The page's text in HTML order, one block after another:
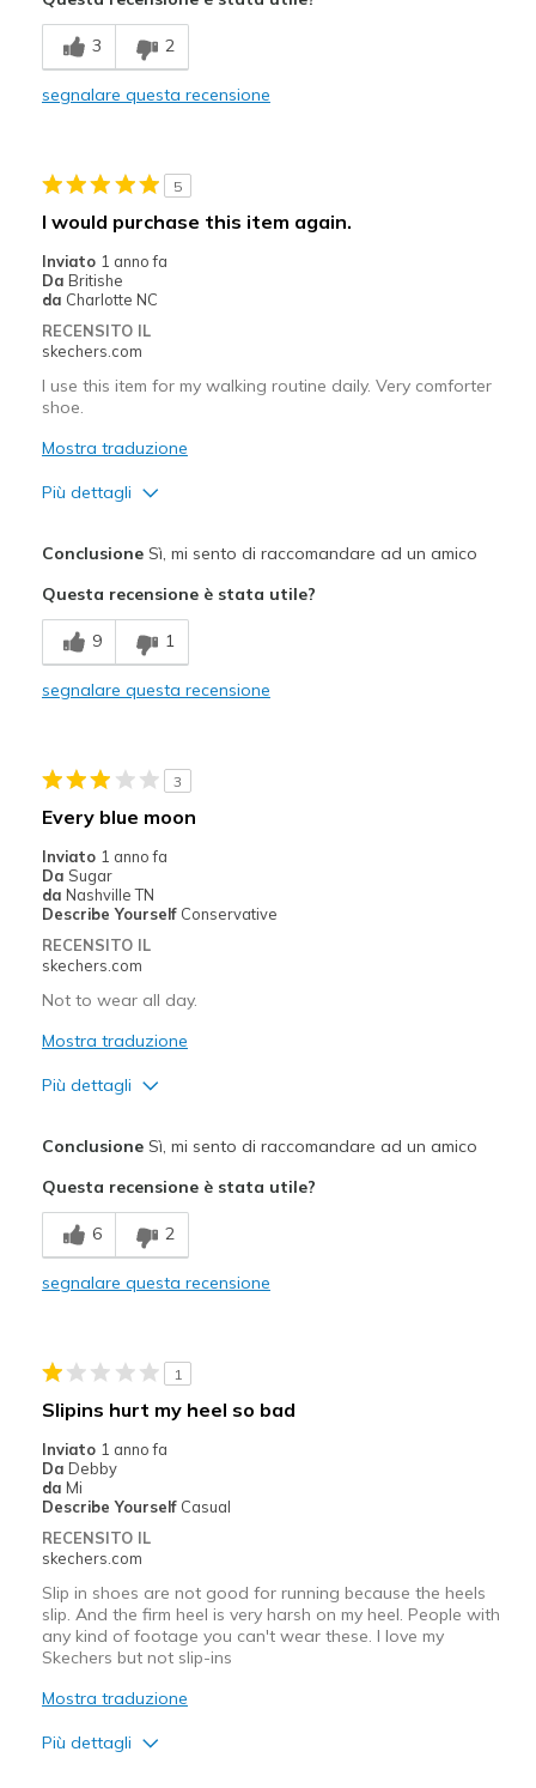
Breathe Well
Comfortable
Migliori Utilizzi:
Travel
Width
View On Shoes
3 2
segnalare questa recensione
5
I would purchase this item again.
Inviato 1 anno fa
Da Britishe
da Charlotte NC
RECENSITO IL
skechers.com
I use this item for my walking routine daily. Very comforter
shoe.
Mostra traduzione
Più dettagli
Stylish
Migliori Utilizzi:
Casual Wear
View On Shoes
I'm Into Shoes
ConclusioneSì, mi sento di raccomandare ad un amico
Questa recensione è stata utile?
9 1
segnalare questa recensione
3
Every blue moon
Inviato 1 anno fa
Da Sugar
da Nashville TN
Describe Yourself Conservative
RECENSITO IL
skechers.com
Not to wear all day.
Mostra traduzione
Più dettagli
Poor Quality
Migliori Utilizzi:
Special Occasions
Sizing
View On Shoes
ConclusioneSì, mi sento di raccomandare ad un amico
Questa recensione è stata utile?
6 2
segnalare questa recensione
1
Slipins hurt my heel so bad
Inviato 1 anno fa
Da Debby
da Mi
Describe Yourself Casual
RECENSITO IL
skechers.com
Slip in shoes are not good for running because the heels
slip. And the firm heel is very harsh on my heel. People with
any kind of footage you can't wear these. I love my
Skechers but not slip-ins
Mostra traduzione
Più dettagli